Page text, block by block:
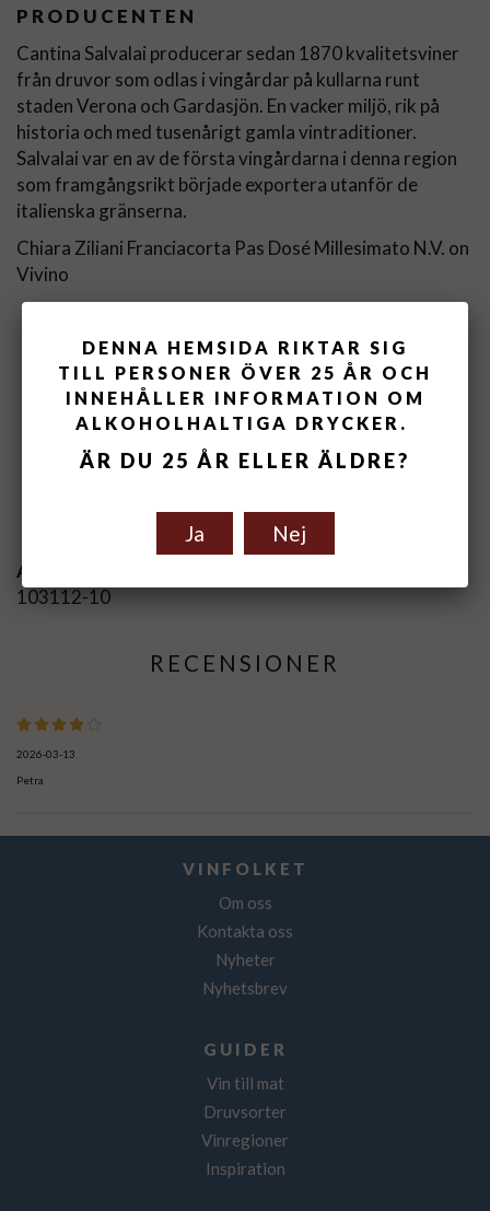
PRODUCENTEN
Cantina Salvalai producerar sedan 1870 kvalitetsviner
från druvor som odlas i vingårdar på kullarna runt
staden Verona och Gardasjön. En vacker miljö, rik på
historia och med tusenårigt gamla vintraditioner.
Salvalai var en av de första vingårdarna i denna region
som framgångsrikt började exportera utanför de
italienska gränserna.
Chiara Ziliani Franciacorta Pas Dosé Millesimato N.V. on
Vivino
Artikelnummer:
103112-10
RECENSIONER
2026-03-13
Petra
VINFOLKET
Om oss
Kontakta oss
Nyheter
Nyhetsbrev
GUIDER
Vin till mat
Druvsorter
Vinregioner
Inspiration
DENNA HEMSIDA RIKTAR SIG
TILL PERSONER ÖVER 25 ÅR OCH
INNEHÅLLER INFORMATION OM
ALKOHOLHALTIGA DRYCKER.
ÄR DU 25 ÅR ELLER ÄLDRE?
Ja Nej